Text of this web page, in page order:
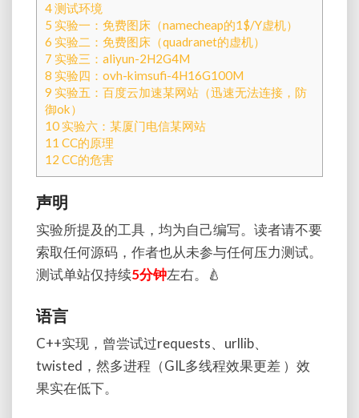
4测试环境
5 实验一：免费图床（namecheap的1$/Y虚机）
6 实验二：免费图床（quadranet的虚机）
7 实验三：aliyun-2H2G4M
8 实验四：ovh-kimsufi-4H16G100M
9 实验五：百度云加速某网站（迅速无法连接，防
御ok）
10 实验六：某厦门电信某网站
11 CC的原理
12 CC的危害
声明
实验所提及的工具，均为自己编写。读者请不要
索取任何源码，作者也从未参与任何压力测试。
测试单站仅持续5分钟左右。🍐
语言
C++实现，曾尝试过requests、urllib、
twisted，然多进程（GIL多线程效果更差 ）效
果实在低下。